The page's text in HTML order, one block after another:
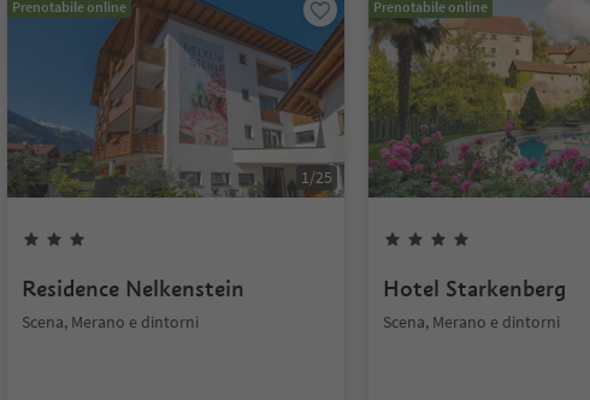
Prenotabile online
1/25
Residence Nelkenstein
Scena, Merano e dintorni
Prenotabile online
Hotel Starkenberg
Scena, Merano e dintorni